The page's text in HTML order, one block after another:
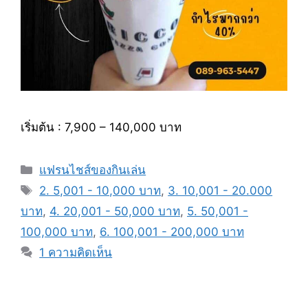
เริ่มต้น : 7,900 – 140,000 บาท
หมวด
หมู่
แฟรนไชส์ของกินเล่น
แท็ก
2. 5,001 - 10,000 บาท, 3. 10,001 - 20.000
บาท, 4. 20,001 - 50,000 บาท, 5. 50,001 -
100,000 บาท, 6. 100,001 - 200,000 บาท
1 ความคิดเห็น